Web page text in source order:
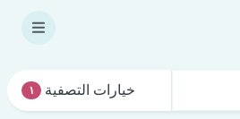
خيارات التصفية ١